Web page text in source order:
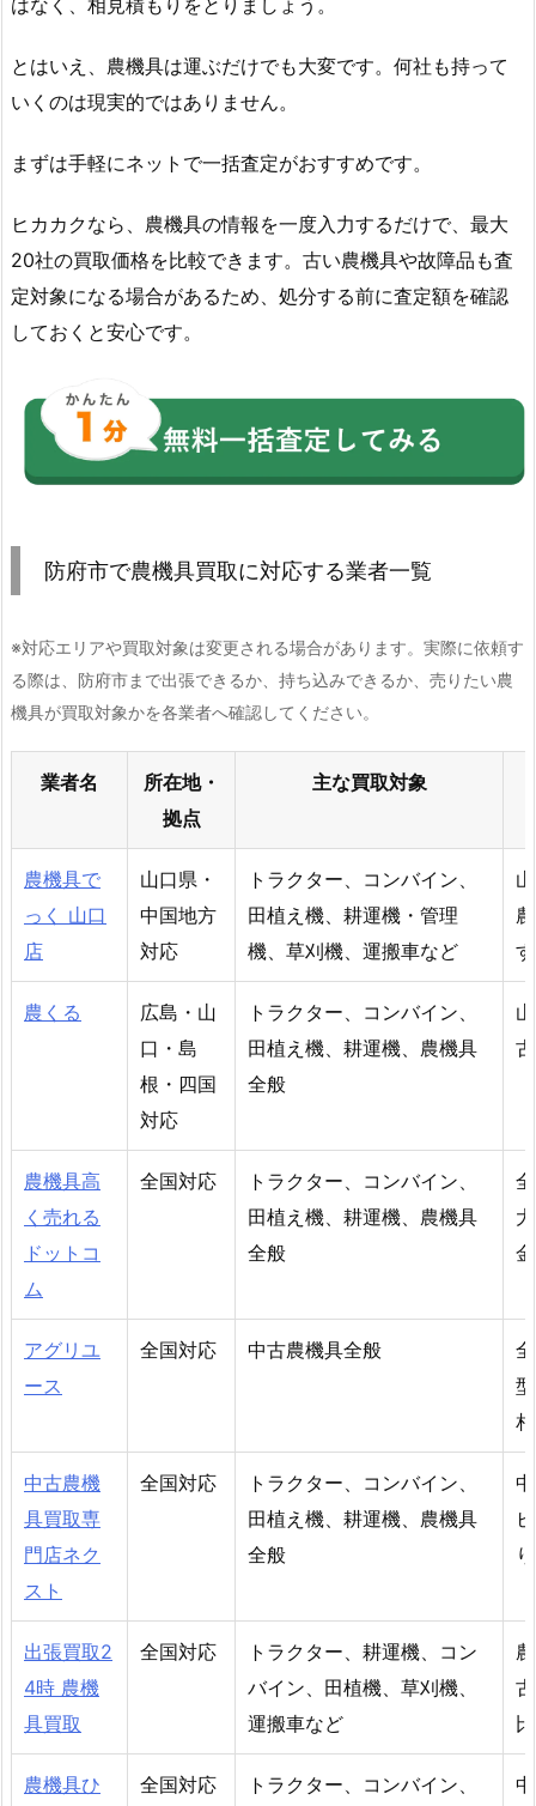
はなく、相見積もりをとりましょう。
とはいえ、農機具は運ぶだけでも大変です。何社も持って
いくのは現実的ではありません。
まずは手軽にネットで一括査定がおすすめです。
ヒカカクなら、農機具の情報を一度入力するだけで、最大
20社の買取価格を比較できます。古い農機具や故障品も査
定対象になる場合があるため、処分する前に査定額を確認
しておくと安心です。
防府市で農機具買取に対応する業者一覧
※対応エリアや買取対象は変更される場合があります。実際に依頼す
る際は、防府市まで出張できるか、持ち込みできるか、売りたい農
機具が買取対象かを各業者へ確認してください。
業者名
所在地・
拠点
主な買取対象
農機具で
っく 山口
店
山口県・
中国地方
対応
トラクター、コンバイン、
田植え機、耕運機・管理
機、草刈機、運搬車など
農くる
広島・山
口・島
根・四国
対応
トラクター、コンバイン、
田植え機、耕運機、農機具
全般
農機具高
く売れる
ドットコ
ム
全国対応
トラクター、コンバイン、
田植え機、耕運機、農機具
全般
アグリユ
ース
全国対応 中古農機具全般
中古農機
具買取専
門店ネク
スト
全国対応
トラクター、コンバイン、
田植え機、耕運機、農機具
全般
出張買取2
4時 農機
具買取
全国対応
トラクター、耕運機、コン
バイン、田植機、草刈機、
運搬車など
農機具ひ
全国対応
トラクター、コンバイン、